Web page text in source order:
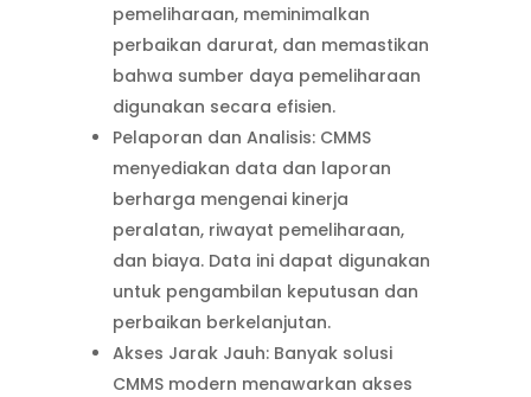
pemeliharaan, meminimalkan
perbaikan darurat, dan memastikan
bahwa sumber daya pemeliharaan
digunakan secara efisien.
Pelaporan dan Analisis: CMMS
menyediakan data dan laporan
berharga mengenai kinerja
peralatan, riwayat pemeliharaan,
dan biaya. Data ini dapat digunakan
untuk pengambilan keputusan dan
perbaikan berkelanjutan.
Akses Jarak Jauh: Banyak solusi
CMMS modern menawarkan akses